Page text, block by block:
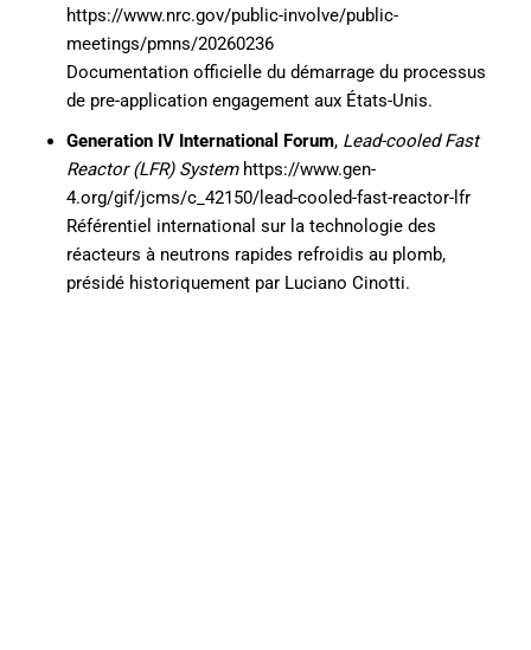
https://www.nrc.gov/public-involve/public-
meetings/pmns/20260236
Documentation officielle du démarrage du processus
de pre-application engagement aux États-Unis.
Generation IV International Forum, Lead-cooled Fast
Reactor (LFR) Systemhttps://www.gen-
4.org/gif/jcms/c_42150/lead-cooled-fast-reactor-lfr
Référentiel international sur la technologie des
réacteurs à neutrons rapides refroidis au plomb,
présidé historiquement par Luciano Cinotti.